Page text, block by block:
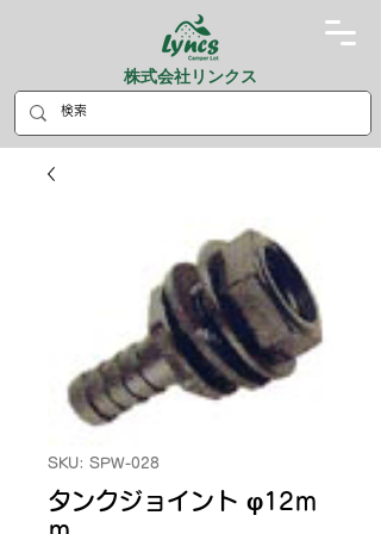
株式会社リンクス
SKU: SPW-028
タンクジョイント φ12ｍ
ｍ